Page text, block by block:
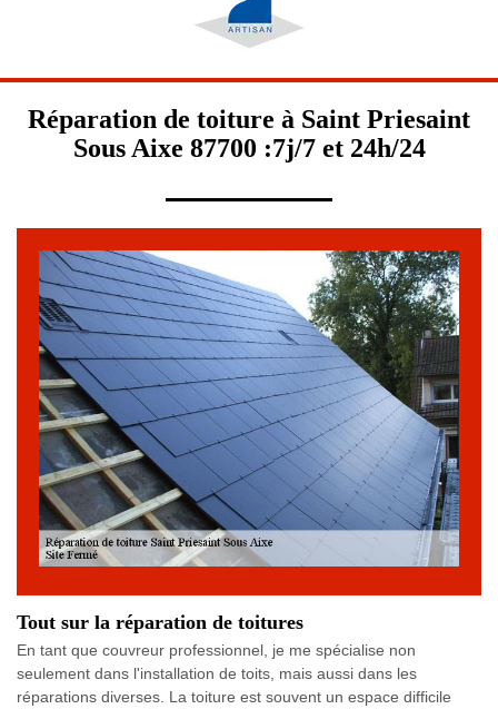
Réparation de toiture à Saint Priesaint
Sous Aixe 87700 :7j/7 et 24h/24
Tout sur la réparation de toitures
En tant que couvreur professionnel, je me spécialise non
seulement dans l'installation de toits, mais aussi dans les
réparations diverses. La toiture est souvent un espace difficile